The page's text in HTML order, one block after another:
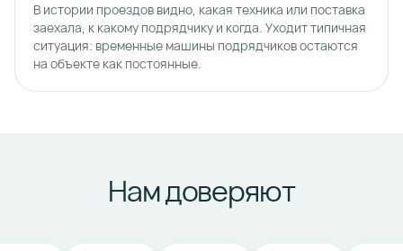
В истории проездов видно, какая техника или поставка
заехала, к какому подрядчику и когда. Уходит типичная
ситуация: временные машины подрядчиков остаются
на объекте как постоянные.
Нам доверяют